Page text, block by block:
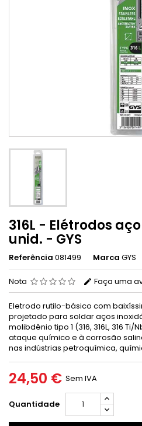
316L - Elétrodos
unid. - GYS
Referência 081499 Marca GYS
Nota Faça uma
Eletrodo rutilo-básico com
projetado para soldar aços
molibdênio tipo 1 (316, 316L, 316
ataque químico e à corrosão
nas indústrias petroquímica,
24,50 € Sem IVA
Quantidade